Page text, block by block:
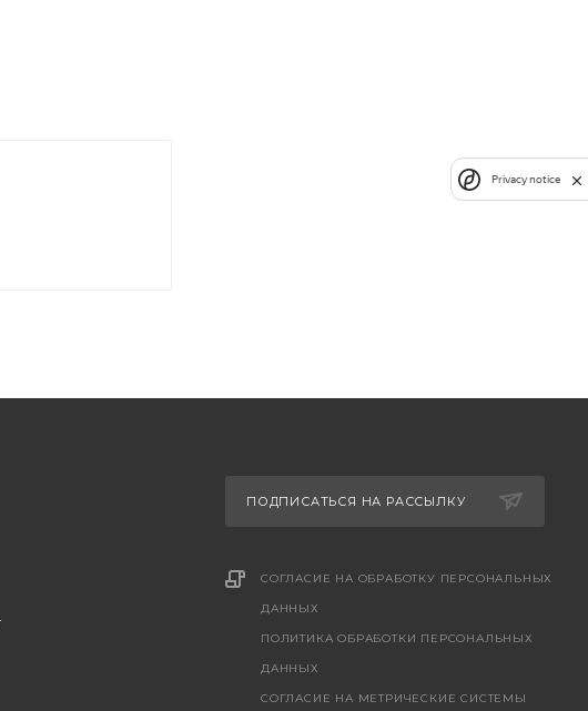
ПОДПИСАТЬСЯ НА РАССЫЛКУ
СОГЛАСИЕ НА ОБРАБОТКУ ПЕРСОНАЛЬНЫХ
ДАННЫХ
ПОЛИТИКА ОБРАБОТКИ ПЕРСОНАЛЬНЫХ
ДАННЫХ
CОГЛАСИЕ НА МЕТРИЧЕСКИЕ СИСТЕМЫ
Privacy notice